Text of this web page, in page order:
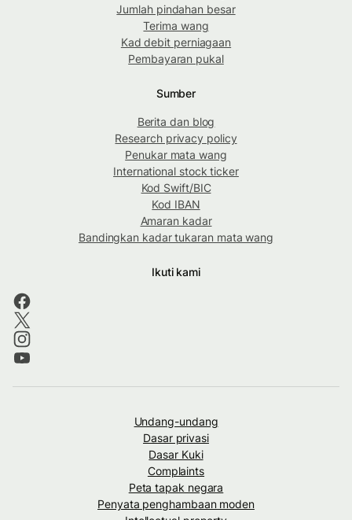
Jumlah pindahan besar
Terima wang
Kad debit perniagaan
Pembayaran pukal
Sumber
Berita dan blog
Research privacy policy
Penukar mata wang
International stock ticker
Kod Swift/BIC
Kod IBAN
Amaran kadar
Bandingkan kadar tukaran mata wang
Ikuti kami
Undang-undang
Dasar privasi
Dasar Kuki
Complaints
Peta tapak negara
Penyata penghambaan moden